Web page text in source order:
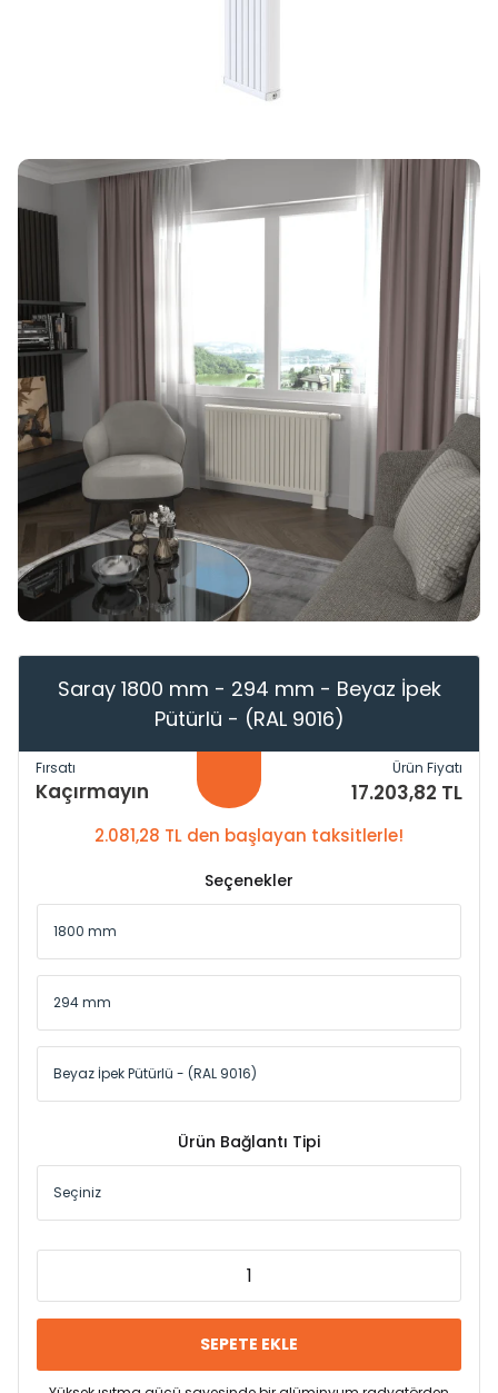
Saray 1800 mm - 294 mm - Beyaz İpek
Pütürlü - (RAL 9016)
Fırsatı
Kaçırmayın
Ürün Fiyatı
17.203,82 TL
2.081,28 TL den başlayan taksitlerle!
Seçenekler
Ürün Bağlantı Tipi
SEPETE EKLE